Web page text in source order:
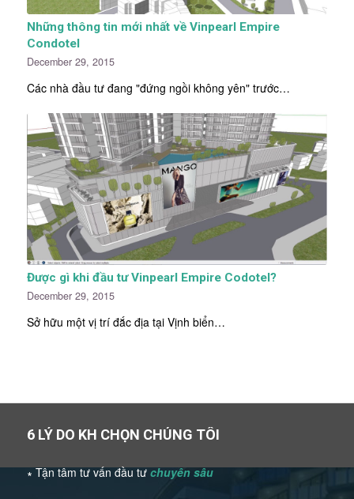
Những thông tin mới nhất về Vinpearl Empire
Condotel
December 29, 2015
Các nhà đầu tư đang "đứng ngồi không yên" trước…
Được gì khi đầu tư Vinpearl Empire Codotel?
December 29, 2015
Sở hữu một vị trí đắc địa tại Vịnh biển…
6 LÝ DO KH CHỌN CHÚNG TÔI
∗ Tận tâm tư vấn đầu tưchuyên sâu